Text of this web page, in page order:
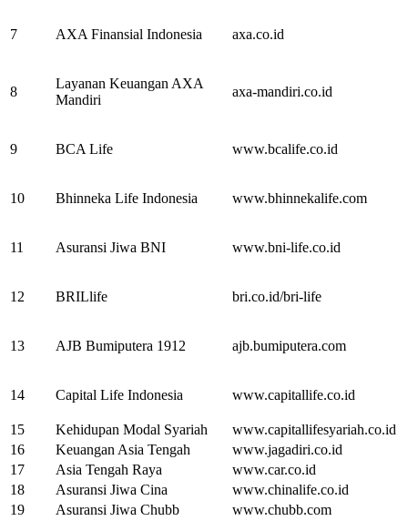
7 AXA Finansial Indonesia axa.co.id
8
Layanan Keuangan AXA
Mandiri
axa-mandiri.co.id
9 BCA Life www.bcalife.co.id
10 Bhinneka Life Indonesia www.bhinnekalife.com
11 Asuransi Jiwa BNI www.bni-life.co.id
12 BRILlife bri.co.id/bri-life
13 AJB Bumiputera 1912 ajb.bumiputera.com
14 Capital Life Indonesia www.capitallife.co.id
15 Kehidupan Modal Syariah
www.capitallifesyariah.co.id
16
Keuangan Asia Tengah
www.jagadiri.co.id
17
Asia Tengah Raya
www.car.co.id
18
Asuransi Jiwa Cina
www.chinalife.co.id
19
Asuransi Jiwa Chubb www.chubb.com